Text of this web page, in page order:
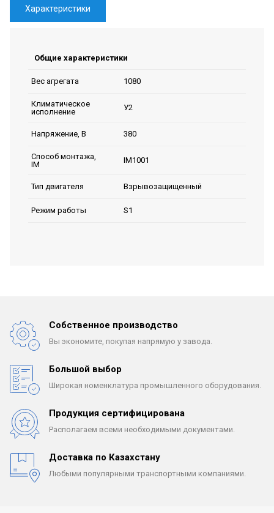
Характеристики
Общие характеристики
Вес агрегата 1080
Климатическое
исполнение
У2
Напряжение, В 380
Способ монтажа,
IM
IM1001
Тип двигателя Взрывозащищенный
Режим работы S1
Собственное производство
Вы экономите, покупая напрямую у завода.
Большой выбор
Широкая номенклатура промышленного оборудования.
Продукция сертифицирована
Располагаем всеми необходимыми документами.
Доставка по Казахстану
Любыми популярными транспортными компаниями.